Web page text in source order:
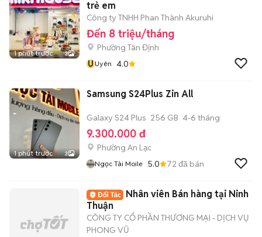
1 phút trước 3
trẻ em
Công ty TNHH Phan Thành Akuruhi
Đến 8 triệu/tháng
Phường Tân Định
UUyên 4.0
1 phút trước 3
Samsung S24Plus Zin All
Galaxy S24 Plus 256 GB 4-6 tháng
9.300.000 đ
Phường An Lạc
Ngọc Tài Moile 5.0 72 đã bán
Nhân viên Bán hàng tại Ninh
Thuận
CÔNG TY CỔ PHẦN THƯƠNG MẠI - DỊCH VỤ
PHONG VŨ